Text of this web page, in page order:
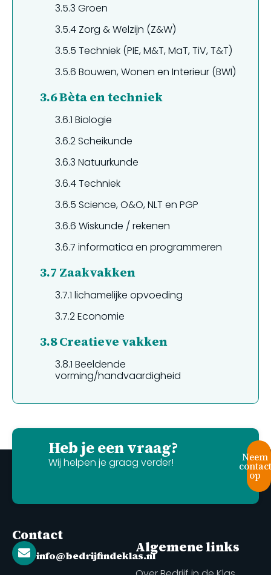
3.5.3 Groen
3.5.4 Zorg & Welzijn (Z&W)
3.5.5 Techniek (PIE, M&T, MaT, TiV, T&T)
3.5.6 Bouwen, Wonen en Interieur (BWI)
3.6Bèta en techniek
3.6.1 Biologie
3.6.2Scheikunde
3.6.3 Natuurkunde
3.6.4Techniek
3.6.5 Science, O&O, NLT en PGP
3.6.6 Wiskunde / rekenen
3.6.7 informatica en programmeren
3.7 Zaakvakken
3.7.1 lichamelijke opvoeding
3.7.2Economie
3.8Creatieve vakken
3.8.1 Beeldende
vorming/handvaardigheid
Heb je een vraag?
Wij helpen je graag verder! Neem
contact
op
Contact
info@bedrijfindeklas.nlAlgemene links